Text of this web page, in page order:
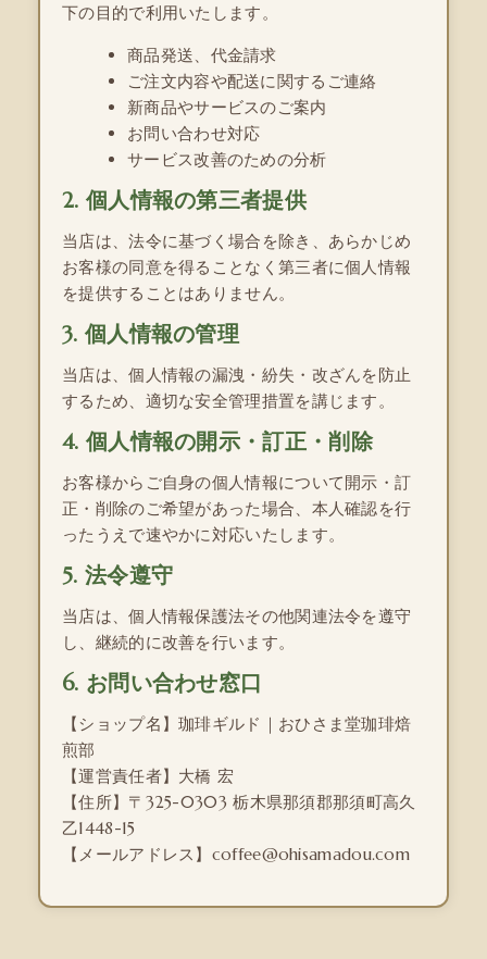
下の目的で利用いたします。
商品発送、代金請求
ご注文内容や配送に関するご連絡
新商品やサービスのご案内
お問い合わせ対応
サービス改善のための分析
2. 個人情報の第三者提供
当店は、法令に基づく場合を除き、あらかじめ
お客様の同意を得ることなく第三者に個人情報
を提供することはありません。
3. 個人情報の管理
当店は、個人情報の漏洩・紛失・改ざんを防止
するため、適切な安全管理措置を講じます。
4. 個人情報の開示・訂正・削除
お客様からご自身の個人情報について開示・訂
正・削除のご希望があった場合、本人確認を行
ったうえで速やかに対応いたします。
5. 法令遵守
当店は、個人情報保護法その他関連法令を遵守
し、継続的に改善を行います。
6. お問い合わせ窓口
【ショップ名】珈琲ギルド｜おひさま堂珈琲焙
煎部
【運営責任者】大橋 宏
【住所】〒325-0303 栃木県那須郡那須町高久
乙1448-15
【メールアドレス】coffee@ohisamadou.com